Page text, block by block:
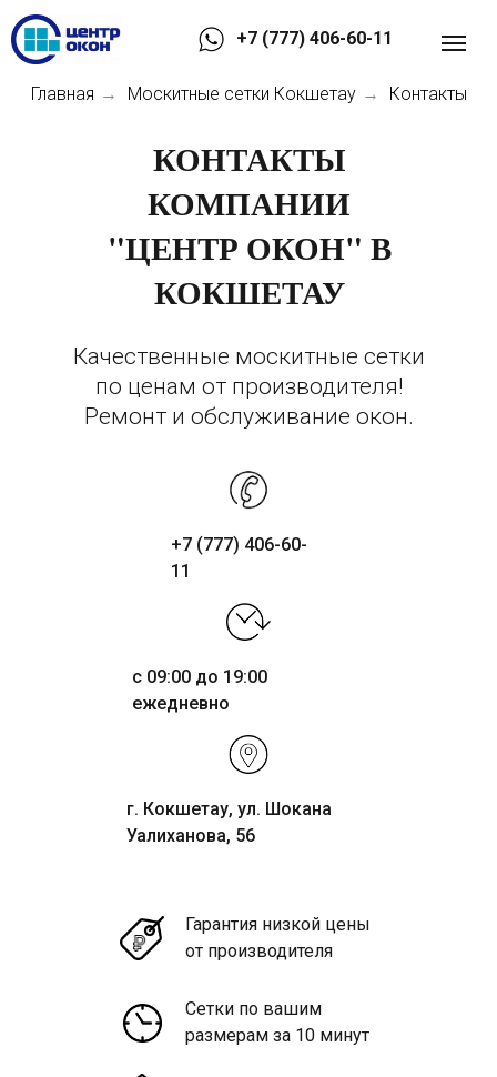
+7 (777) 406-60-11
Главная → Москитные сетки Кокшетау → Контакты
КОНТАКТЫ
КОМПАНИИ
"ЦЕНТР ОКОН" В
КОКШЕТАУ
Гарантия низкой цены
от производителя
Сетки по вашим
размерам за 10 минут
Качественные москитные сетки
по ценам от производителя!
Ремонт и обслуживание окон.
+7 (777) 406-60-
11
с 09:00 до 19:00
ежедневно
г. Кокшетау, ул. Шокана
Уалиханова, 56